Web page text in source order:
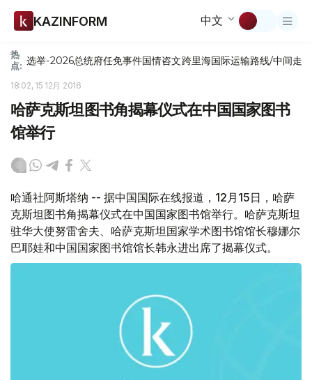
KAZINFORM 中文
热
点: 选举-2026总统府任免事件国情咨文跨里海国际运输路线/中间走廊
18:02, 15 12月 2016
哈萨克斯坦图书角揭幕仪式在中国国家图书
馆举行
哈通社阿斯塔纳 -- 据中国国际在线报道，12月15日，哈萨
克斯坦图书角揭幕仪式在中国国家图书馆举行。哈萨克斯坦
驻华大使努雷舍夫、哈萨克斯坦国家学术图书馆馆长穆娜尔
巴耶娃和中国国家图书馆馆长韩永进出席了揭幕仪式。